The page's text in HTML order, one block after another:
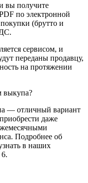
вы получите
по электронной
(брутто и
сервисом, и
переданы продавцу,
на протяжении
выкупа?
— отличный вариант
даже
Подробнее об
в наших
6.